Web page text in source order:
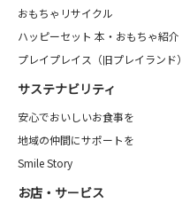
おもちゃリサイクル
ハッピーセット 本・おもちゃ紹介
プレイプレイス（旧プレイランド）
サステナビリティ
安心でおいしいお食事を
地域の仲間にサポートを
Smile Story
お店・サービス